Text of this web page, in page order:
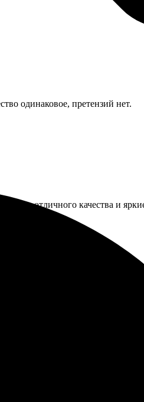
одинаковое, претензий нет.
отличного качества и
снова.
Конструктор позволил